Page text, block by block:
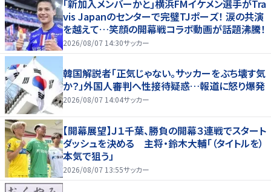
｢新加入メンバーかと｣横浜FMイケメン選手がTra
vis Japanのセンターで完璧TJポーズ！ 涙の共演
を越えて…笑顔の開幕戦コラボ動画が話題沸騰！
2026/08/07 14:30サッカー
韓国解説者「正気じゃない。サッカーをぶち壊す気
か？」外国人審判へ性接待疑惑…報道に怒り爆発
2026/08/07 14:04サッカー
【開幕展望】Ｊ１千葉、勝負の開幕３連戦でスタート
ダッシュを決める 主将・鈴木大輔「（タイトルを）
本気で狙う」
2026/08/07 13:55サッカー